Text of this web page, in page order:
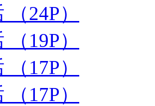
（24P）
（19P）
（17P）
（17P）